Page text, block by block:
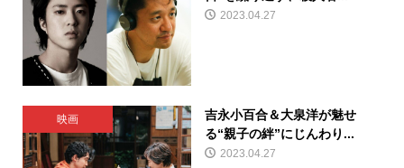
2023.04.27
映画
吉永小百合＆大泉洋が魅せ
る“親子の絆”にじんわり...
2023.04.27